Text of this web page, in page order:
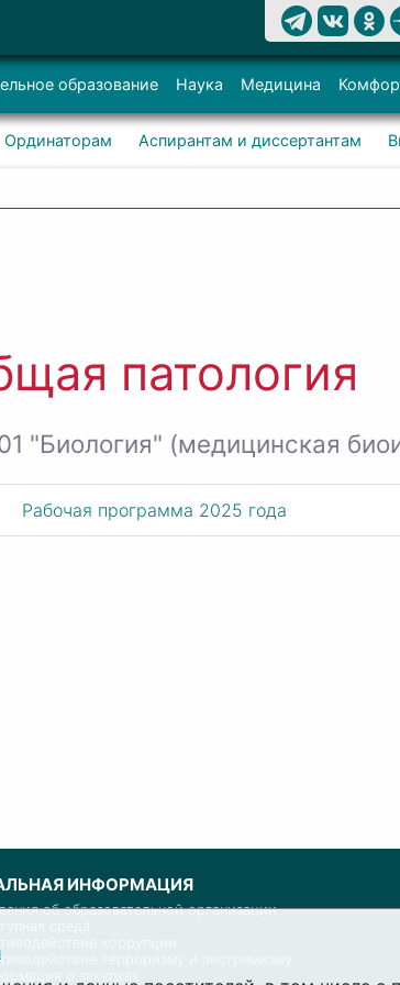
образование Наука Медицина
Ординаторам Аспирантам и диссертантам
патология
"Биология" (медицинская
Рабочая программа 2025 года
ИНФОРМАЦИЯ
об образовательной организации
терроризму и экстремизму